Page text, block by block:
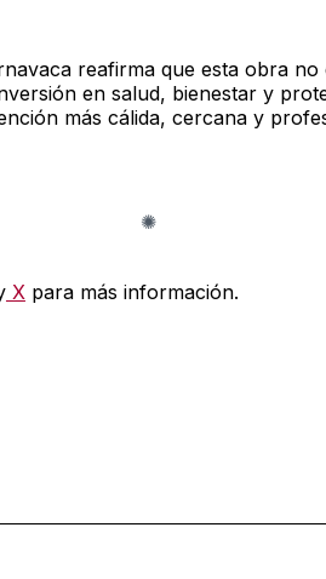
reafirma que esta obra no
en salud, bienestar y
más cálida, cercana y
X para más información.